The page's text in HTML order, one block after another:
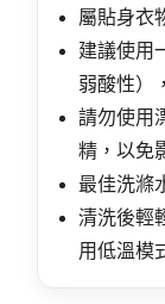
屬貼身衣
建議使用
弱酸性）
請勿使用
精，以免
最佳洗滌
清洗後輕
用低溫模